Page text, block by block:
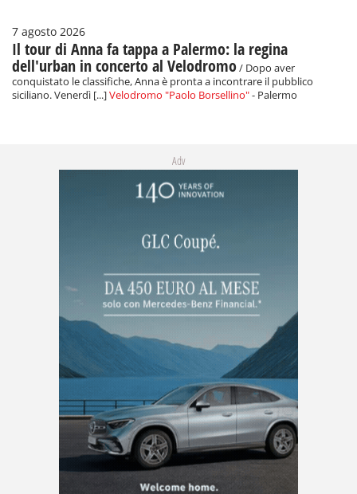
7 agosto 2026
Il tour di Anna fa tappa a Palermo: la regina
dell'urban in concerto al Velodromo/ Dopo aver
conquistato le classifiche, Anna è pronta a incontrare il pubblico
siciliano. Venerdì [...]Velodromo "Paolo Borsellino"- Palermo
Adv